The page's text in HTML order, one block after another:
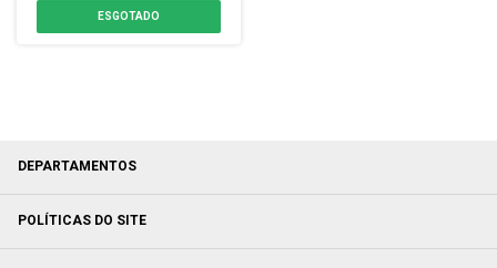
ESGOTADO
DEPARTAMENTOS
POLÍTICAS DO SITE